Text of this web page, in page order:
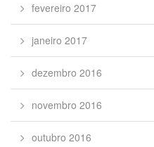
fevereiro 2017
janeiro 2017
dezembro 2016
novembro 2016
outubro 2016